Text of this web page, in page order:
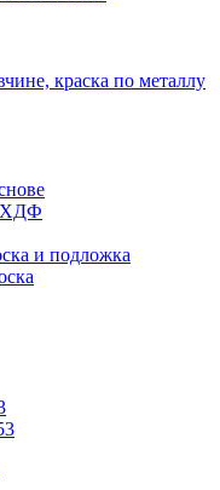
краска по металлу
ХДФ
и подложка